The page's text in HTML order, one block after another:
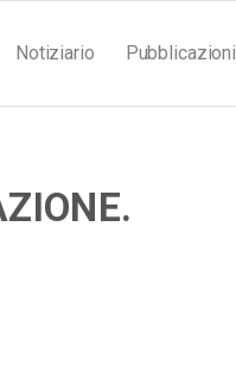
Notiziario Pubblicazioni